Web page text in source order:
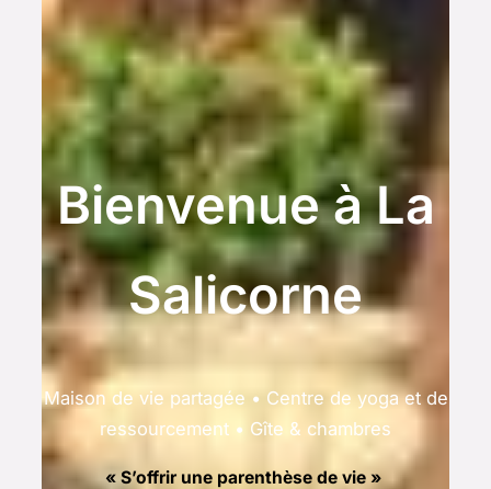
Bienvenue à La
Salicorne
Maison de vie partagée • Centre de yoga et de
ressourcement • Gîte & chambres
« S’offrir une parenthèse de vie »